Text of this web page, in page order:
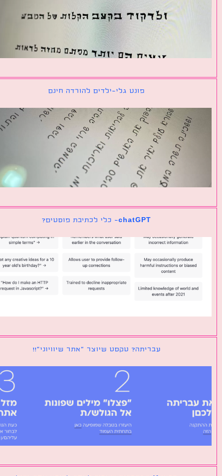
פונט גלי-ילדים להורדה חינם
chatGPT- כלי לכתיבת פוסטים?
עבריתה? טקסט שיוצר ״אתר שיוויוני״!!